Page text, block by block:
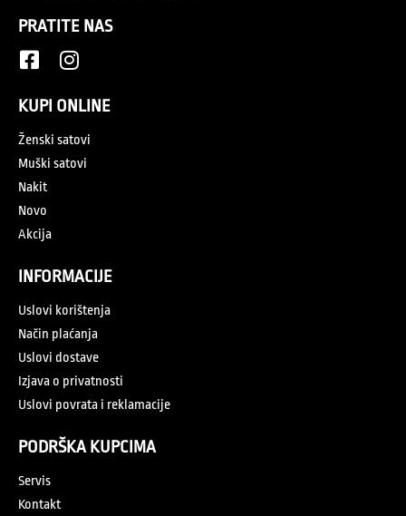
PRATITE NAS
KUPI ONLINE
Ženski satovi
Muški satovi
Nakit
Novo
Akcija
INFORMACIJE
Uslovi korištenja
Način plaćanja
Uslovi dostave
Izjava o privatnosti
Uslovi povrata i reklamacije
PODRŠKA KUPCIMA
Servis
Kontakt